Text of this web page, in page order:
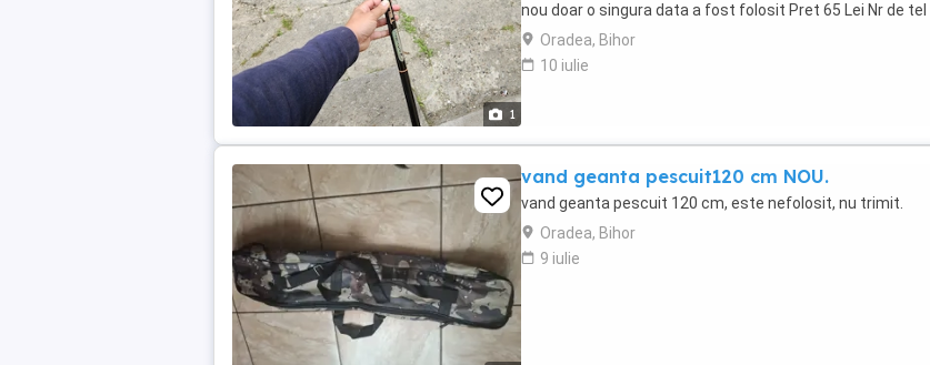
1
nou doar o singura data a fost folosit Pret 65 Lei Nr de tel
Oradea, Bihor
10 iulie
vand geanta pescuit120 cm NOU.
vand geanta pescuit 120 cm, este nefolosit, nu trimit.
Oradea, Bihor
9 iulie